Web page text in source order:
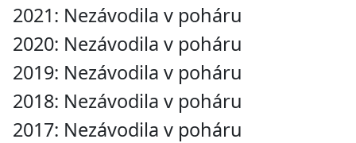
2021: Nezávodila v poháru
2020: Nezávodila v poháru
2019: Nezávodila v poháru
2018: Nezávodila v poháru
2017: Nezávodila v poháru